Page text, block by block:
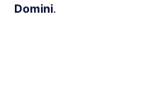
Domini.